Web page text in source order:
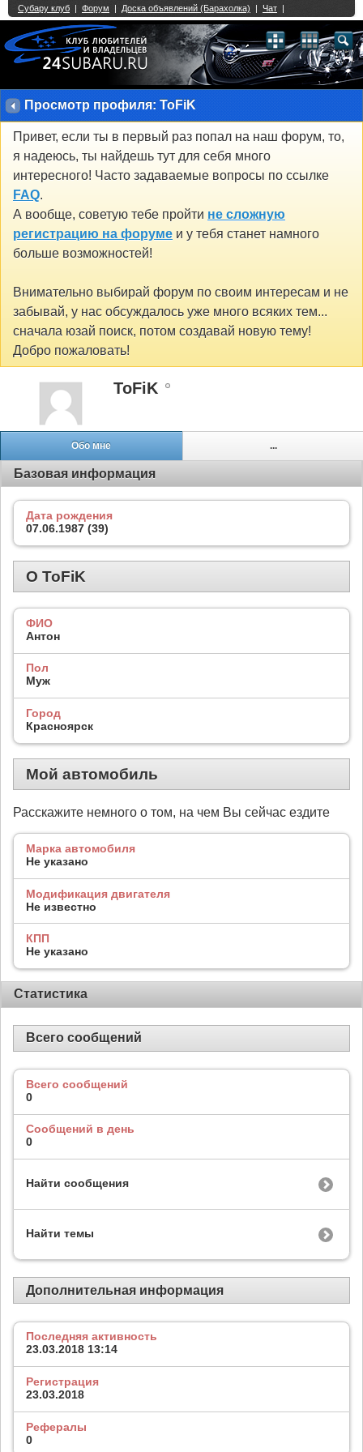
Просмотр профиля: ToFiK
Привет, если ты в первый раз попал на наш форум, то,
я надеюсь, ты найдешь тут для себя много
интересного! Часто задаваемые вопросы по ссылке
FAQ.
А вообще, советую тебе пройти не сложную
регистрацию на форуме и у тебя станет намного
больше возможностей!
Внимательно выбирай форум по своим интересам и не
забывай, у нас обсуждалось уже много всяких тем...
сначала юзай поиск, потом создавай новую тему!
Добро пожаловать!
ToFiK
Обо мне ...
Базовая информация
Дата рождения
07.06.1987 (39)
О ToFiK
ФИО
Антон
Пол
Муж
Город
Красноярск
Мой автомобиль
Расскажите немного о том, на чем Вы сейчас ездите
Марка автомобиля
Не указано
Модификация двигателя
Не известно
КПП
Не указано
Статистика
Всего сообщений
Всего сообщений
0
Сообщений в день
0
Найти сообщения
Найти темы
Дополнительная информация
Последняя активность
23.03.2018 13:14
Регистрация
23.03.2018
Рефералы
0
Single Sign On provided byvBSSO
2 3 4 5 6 7 8 9 10 11 12 13 14 15 16 17 18 21 22 23 24 25 26
27 28 29 30 31 32 33 34 35 36 37 38 39 40 41 42 43